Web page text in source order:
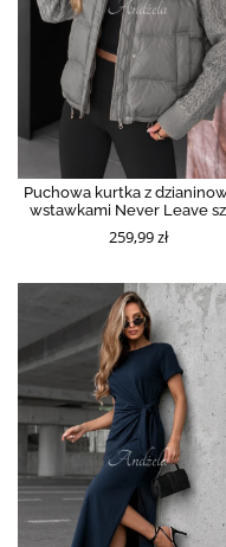
Puchowa kurtka z
wstawkami Never Leave
259,99 zł